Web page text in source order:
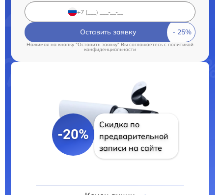
Оставить заявку
Нажимая на кнопку "Оставить заявку" Вы соглашаетесь cполитикой
конфиденциальности
-20%
Скидка по
предварительной
записи на сайте